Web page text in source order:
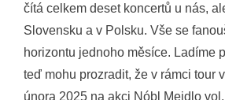
čítá celkem deset koncertů u nás,
Slovensku a v Polsku. Vše se
horizontu jednoho měsíce. Ladíme
teď mohu prozradit, že v rámci tour
února 2025 na akci Nóbl Mejdlo